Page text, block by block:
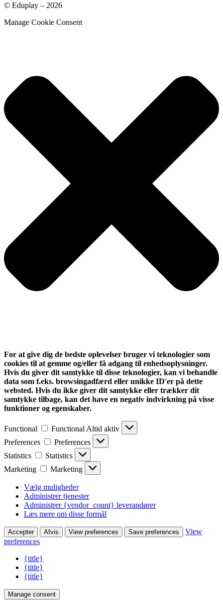
© Eduplay – 2026
Manage Cookie Consent
For at give dig de bedste oplevelser bruger vi teknologier som
cookies til at gemme og/eller få adgang til enhedsoplysninger.
Hvis du giver dit samtykke til disse teknologier, kan vi behandle
data som f.eks. browsingadfærd eller unikke ID'er på dette
websted. Hvis du ikke giver dit samtykke eller trækker dit
samtykke tilbage, kan det have en negativ indvirkning på visse
funktioner og egenskaber.
Functional Functional Altid aktiv
Preferences
Preferences
Statistics
Statistics
Marketing
Marketing
Vælg muligheder
Administrer tjenester
Administrer {vendor_count} leverandører
Læs mere om disse formål
Accepter Afvis View preferences Save preferences
View
preferences
{title}
{title}
{title}
Manage consent